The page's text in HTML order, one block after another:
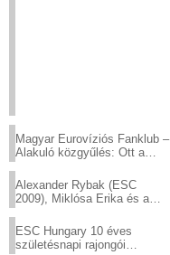
Magyar Eurovíziós Fanklub –
Alakuló közgyűlés: Ott a
Alexander Rybak (ESC
2009), Miklósa Erika és a
sztárjai a Margitszigeten
ESC Hungary 10 éves
születésnapi rajongói